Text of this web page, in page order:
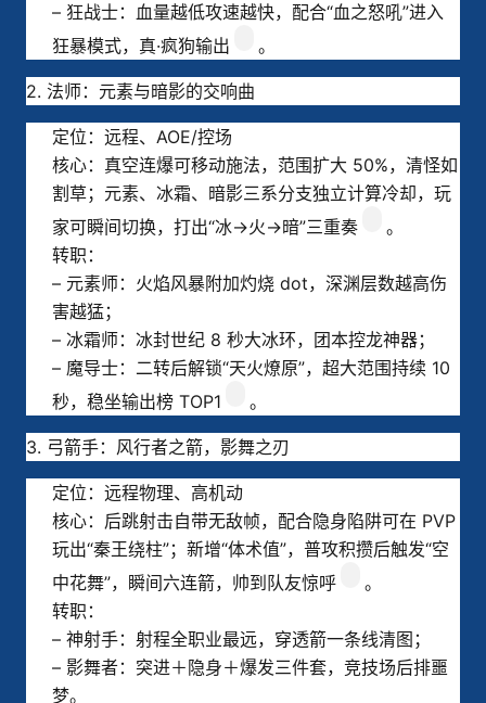
– 狂战士：血量越低攻速越快，配合“血之怒吼”进入
狂暴模式，真·疯狗输出
。
2. 法师：元素与暗影的交响曲
定位：远程、AOE/控场
核心：真空连爆可移动施法，范围扩大 50%，清怪如
割草；元素、冰霜、暗影三系分支独立计算冷却，玩
家可瞬间切换，打出“冰→火→暗”三重奏
。
转职：
– 元素师：火焰风暴附加灼烧 dot，深渊层数越高伤
害越猛；
– 冰霜师：冰封世纪 8 秒大冰环，团本控龙神器；
– 魔导士：二转后解锁“天火燎原”，超大范围持续 10
秒，稳坐输出榜 TOP1
。
3. 弓箭手：风行者之箭，影舞之刃
定位：远程物理、高机动
核心：后跳射击自带无敌帧，配合隐身陷阱可在 PVP
玩出“秦王绕柱”；新增“体术值”，普攻积攒后触发“空
中花舞”，瞬间六连箭，帅到队友惊呼
。
转职：
– 神射手：射程全职业最远，穿透箭一条线清图；
– 影舞者：突进＋隐身＋爆发三件套，竞技场后排噩
梦。